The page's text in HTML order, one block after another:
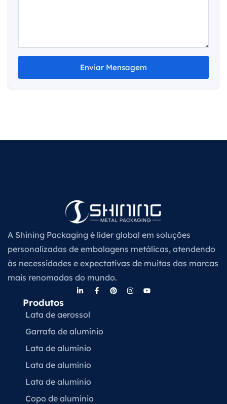
Enviar Mensagem
A Shining Packaging é líder global em soluções
personalizadas de embalagens metálicas, atendendo
às necessidades e expectativas de muitas das marcas
mais renomadas do mundo.
Produtos
Lata de aerossol
Garrafa de alumínio
Lata de alumínio
Lata de alumínio
Lata de alumínio
Copo de alumínio